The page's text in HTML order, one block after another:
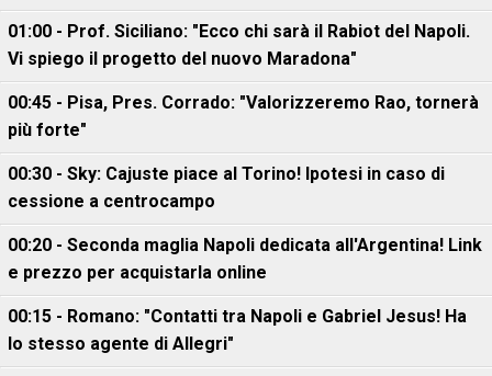
01:00 - Prof. Siciliano: "Ecco chi sarà il Rabiot del Napoli.
Vi spiego il progetto del nuovo Maradona"
00:45 - Pisa, Pres. Corrado: "Valorizzeremo Rao, tornerà
più forte"
00:30 - Sky: Cajuste piace al Torino! Ipotesi in caso di
cessione a centrocampo
00:20 - Seconda maglia Napoli dedicata all'Argentina! Link
e prezzo per acquistarla online
00:15 - Romano: "Contatti tra Napoli e Gabriel Jesus! Ha
lo stesso agente di Allegri"